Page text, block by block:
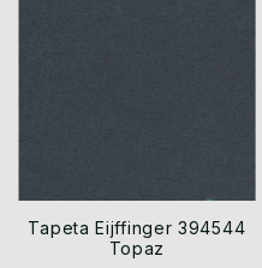
Tapeta Eijffinger 394544
Topaz